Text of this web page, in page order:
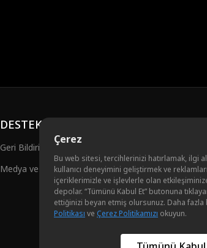
Çerez
Bu web sitesi, tercihlerinizi hatırlamak, ilgi
kullanıcı deneyimini geliştirmek ve
içeriklerimizle ve işlevlerle olan
depolar. “Tümünü Kabul Et” butonuna
ettiğinizi beyan etmiş olursunuz. Daha
Politikası ve Çerez Politikamızı okuyun.
DESTEK
Geri Bildirim
Medya ve Halkla İlişkiler
Bölümleri